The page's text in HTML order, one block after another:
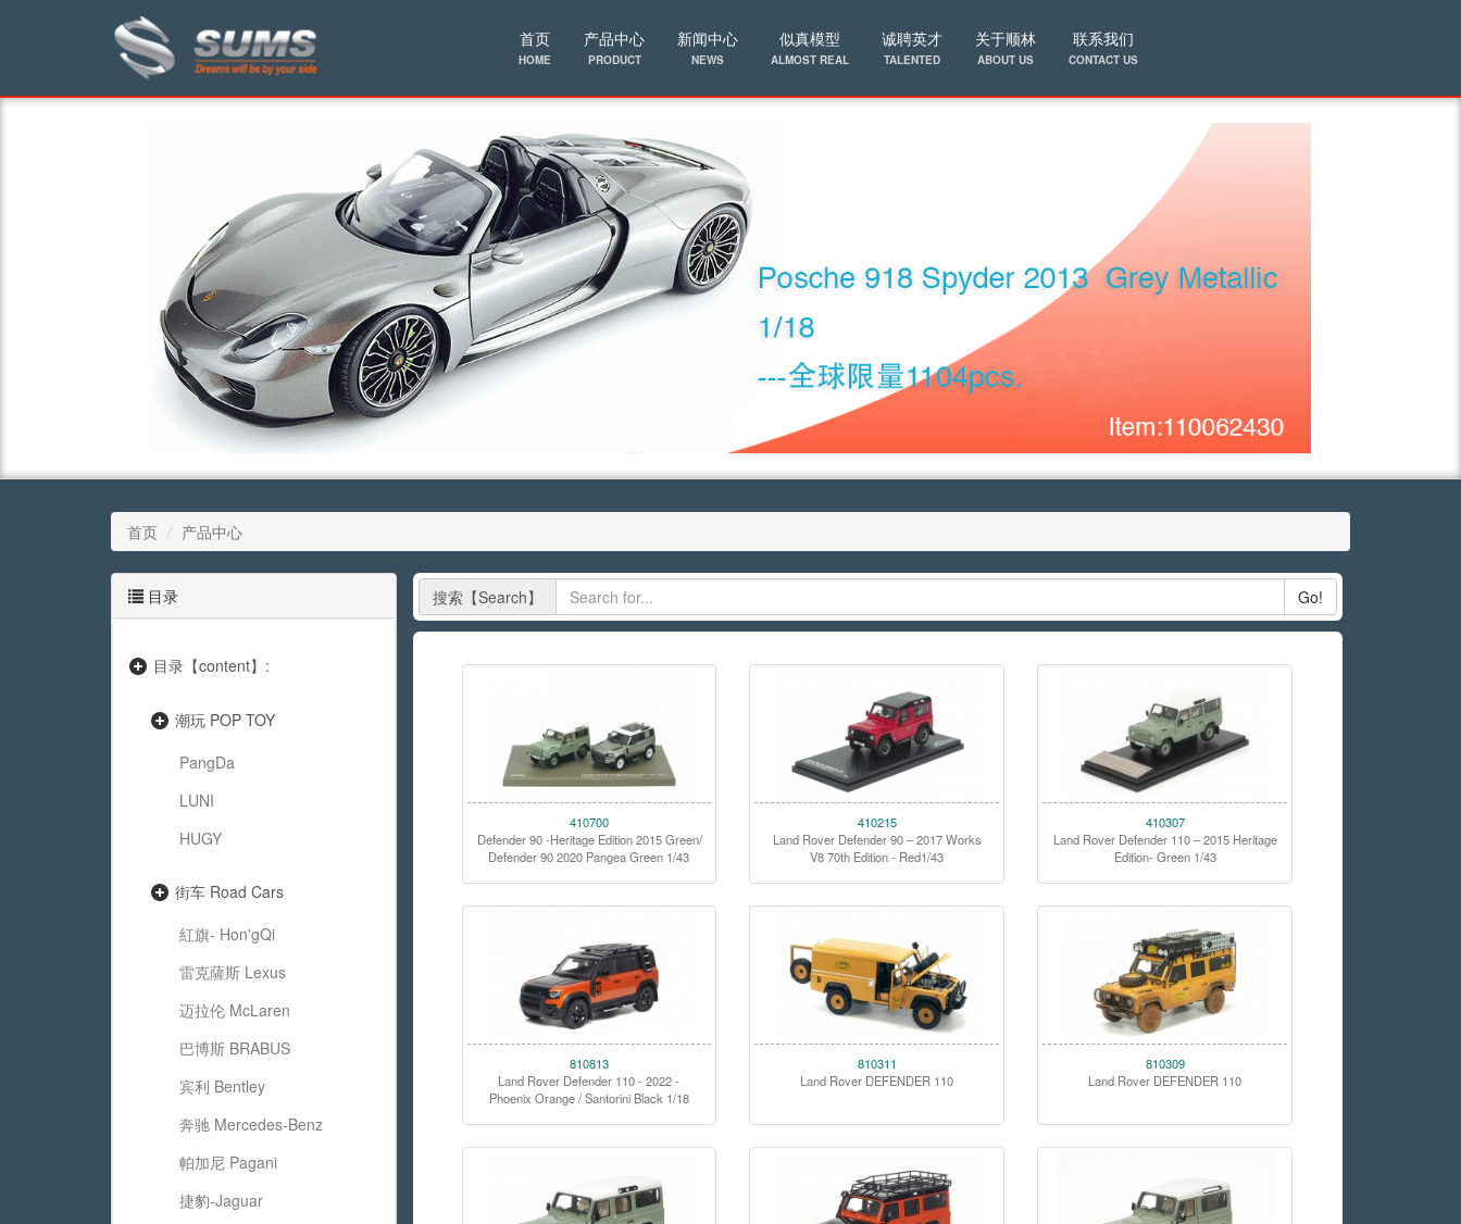
首页
HOME
产品中心
PRODUCT
新闻中心
NEWS
似真模型
ALMOST REAL
诚聘英才
TALENTED
关于顺林
ABOUT US
联系我们
CONTACT US
首页 产品中心
目录
目录【content】:
潮玩 POP TOY
PangDa
LUNI
HUGY
街车 Road Cars
紅旗- Hon'gQi
雷克薩斯 Lexus
迈拉伦 McLaren
巴博斯 BRABUS
宾利 Bentley
奔驰 Mercedes-Benz
帕加尼 Pagani
捷豹-Jaguar
搜索【Search】 Go!
410700
Defender 90 -Heritage Edition 2015 Green/
Defender 90 2020 Pangea Green 1/43
410215
Land Rover Defender 90 – 2017 Works
V8 70th Edition - Red1/43
410307
Land Rover Defender 110 – 2015 Heritage
Edition- Green 1/43
810813
Land Rover Defender 110 - 2022 -
Phoenix Orange / Santorini Black 1/18
810311
Land Rover DEFENDER 110
810309
Land Rover DEFENDER 110